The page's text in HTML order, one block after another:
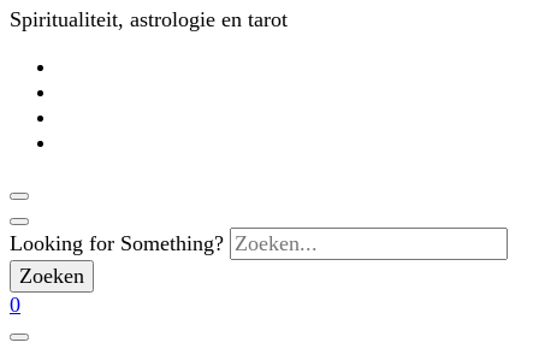
Spiritualiteit, astrologie en tarot
Looking for Something?
0